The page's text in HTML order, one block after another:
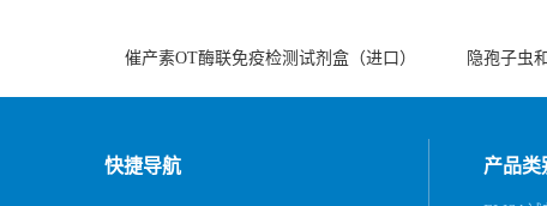
催产素OT酶联免疫检测试剂盒（进口） 隐孢子虫
快捷导航 产品类